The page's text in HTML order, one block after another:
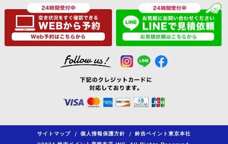
サイトマップ / 個人情報保護方針 /
鈴吉ペイント東京本社